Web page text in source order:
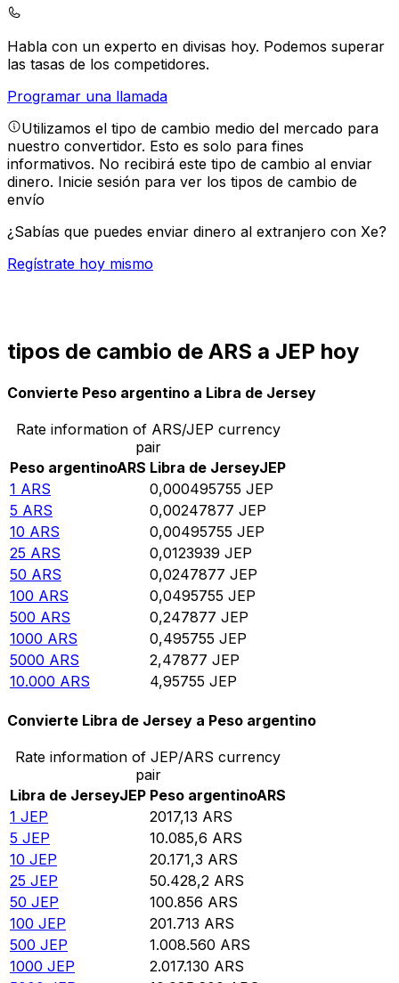
Habla con un experto en divisas hoy. Podemos superar
las tasas de los competidores.
Programar una llamada
Utilizamos el tipo de cambio medio del mercado para
nuestro convertidor. Esto es solo para fines
informativos. No recibirá este tipo de cambio al enviar
dinero. Inicie sesión para ver los tipos de cambio de
envío
¿Sabías que puedes enviar dinero al extranjero con Xe?
Regístrate hoy mismo
tipos de cambio de ARS a JEP hoy
Convierte Peso argentino a Libra de Jersey
Rate information of ARS/JEP currency
pair
Peso argentinoARS Libra de JerseyJEP
1 ARS 0,000495755 JEP
5 ARS 0,00247877 JEP
10 ARS 0,00495755 JEP
25 ARS 0,0123939 JEP
50 ARS 0,0247877 JEP
100 ARS 0,0495755 JEP
500 ARS 0,247877 JEP
1000 ARS 0,495755 JEP
5000 ARS 2,47877 JEP
10.000 ARS 4,95755 JEP
Convierte Libra de Jersey a Peso argentino
Rate information of JEP/ARS currency
pair
Libra de JerseyJEP Peso argentinoARS
1 JEP 2017,13 ARS
5 JEP 10.085,6 ARS
10 JEP 20.171,3 ARS
25 JEP 50.428,2 ARS
50 JEP 100.856 ARS
100 JEP 201.713 ARS
500 JEP 1.008.560 ARS
1000 JEP 2.017.130 ARS